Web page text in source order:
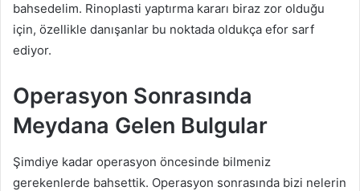
bahsedelim. Rinoplasti yaptırma kararı biraz zor olduğu
için, özellikle danışanlar bu noktada oldukça efor sarf
ediyor.
Operasyon Sonrasında
Meydana Gelen Bulgular
Şimdiye kadar operasyon öncesinde bilmeniz
gerekenlerde bahsettik. Operasyon sonrasında bizi nelerin